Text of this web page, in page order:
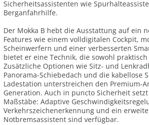
Sicherheitsassistenten wie
Berganfahrhilfe.
Der Mokka B hebt die Ausstattung auf ein
Features wie einem volldigitalen Cockpit,
Scheinwerfern und einer verbesserten
bietet er eine Technik, die sowohl
Zusätzliche Optionen wie Sitz- und
Panorama-Schiebedach und die kabellose
Ladestation unterstreichen den Premium-
Generation. Auch in puncto Sicherheit
Maßstäbe: Adaptive
Verkehrszeichenerkennung und ein
Notbremsassistent sind verfügbar.